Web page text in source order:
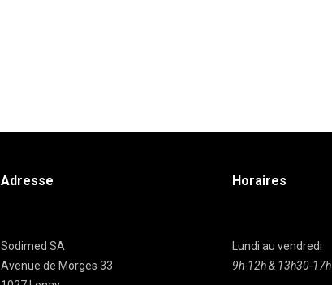
Adresse
Sodimed SA
Avenue de Morges 33
Horaires
Lundi au vendredi
9h-12h & 13h30-17h